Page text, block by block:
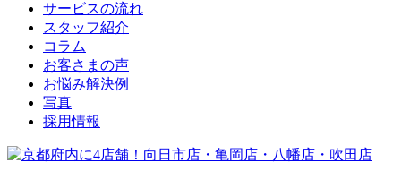
サービスの流れ
スタッフ紹介
コラム
お客さまの声
お悩み解決例
写真
採用情報